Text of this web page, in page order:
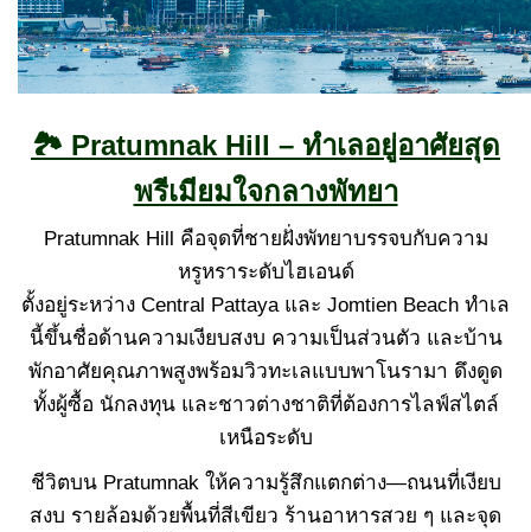
🏞 Pratumnak Hill – ทำเลอยู่อาศัยสุด
พรีเมียมใจกลางพัทยา
Pratumnak Hill คือจุดที่ชายฝั่งพัทยาบรรจบกับความ
หรูหราระดับไฮเอนด์
ตั้งอยู่ระหว่าง Central Pattaya และ Jomtien Beach ทำเล
นี้ขึ้นชื่อด้านความเงียบสงบ ความเป็นส่วนตัว และบ้าน
พักอาศัยคุณภาพสูงพร้อมวิวทะเลแบบพาโนรามา ดึงดูด
ทั้งผู้ซื้อ นักลงทุน และชาวต่างชาติที่ต้องการไลฟ์สไตล์
เหนือระดับ
ชีวิตบน Pratumnak ให้ความรู้สึกแตกต่าง—ถนนที่เงียบ
สงบ รายล้อมด้วยพื้นที่สีเขียว ร้านอาหารสวย ๆ และจุด